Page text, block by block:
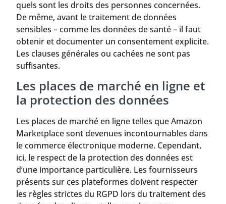
quels sont les droits des personnes concernées.
De même, avant le traitement de données
sensibles – comme les données de santé – il faut
obtenir et documenter un consentement explicite.
Les clauses générales ou cachées ne sont pas
suffisantes.
Les places de marché en ligne et
la protection des données
Les places de marché en ligne telles que Amazon
Marketplace sont devenues incontournables dans
le commerce électronique moderne. Cependant,
ici, le respect de la protection des données est
d’une importance particulière. Les fournisseurs
présents sur ces plateformes doivent respecter
les règles strictes du RGPD lors du traitement des